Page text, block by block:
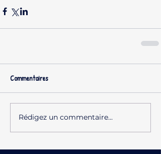
Commentaires
Rédigez un commentaire...